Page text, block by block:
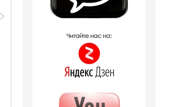
Парфюмерия Shaik
SHAIK /
№ 112 LACOSTE POUR
Тестер Shaik Тестер
SHAIK /
№ 274 Lacoste Pour
мл.
790руб.